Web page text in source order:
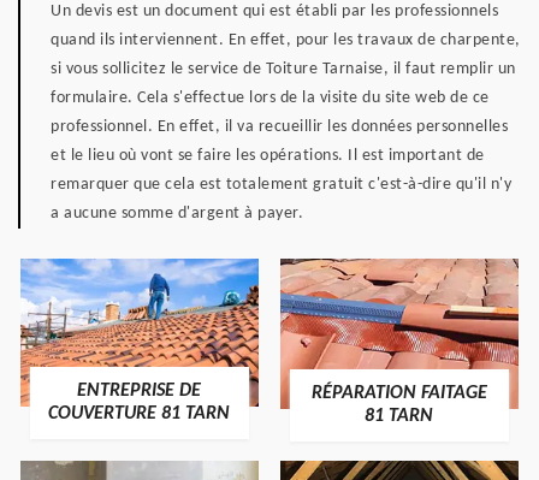
Un devis est un document qui est établi par les professionnels
quand ils interviennent. En effet, pour les travaux de charpente,
si vous sollicitez le service de Toiture Tarnaise, il faut remplir un
formulaire. Cela s'effectue lors de la visite du site web de ce
professionnel. En effet, il va recueillir les données personnelles
et le lieu où vont se faire les opérations. Il est important de
remarquer que cela est totalement gratuit c'est-à-dire qu'il n'y
a aucune somme d'argent à payer.
ENTREPRISE DE
COUVERTURE 81 TARN
RÉPARATION FAITAGE
81 TARN